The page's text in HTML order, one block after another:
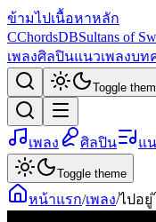
ข้ามไปเนื้อหาหลัก
CChordsDBSultans of
เพลงศิลปินแนวเพลงบท
Toggle
เพลง ศิลปิน แ
Toggle theme
หน้าแรก/เพลง/ไปอยู่